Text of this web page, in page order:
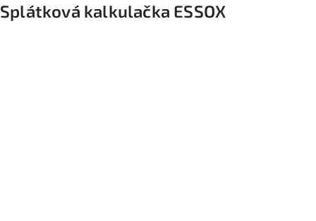
Splátková kalkulačka ESSOX